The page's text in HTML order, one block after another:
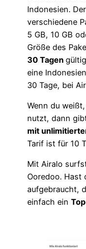
Indonesien.
verschiedene
5 GB, 10 GB
Größe des
30 Tagen
eine
30 Tage, bei
Wenn du
nutzt, dann
mit
Tarif ist für 10
Mit Airalo
Ooredoo. Hast
aufgebraucht,
einfach ein